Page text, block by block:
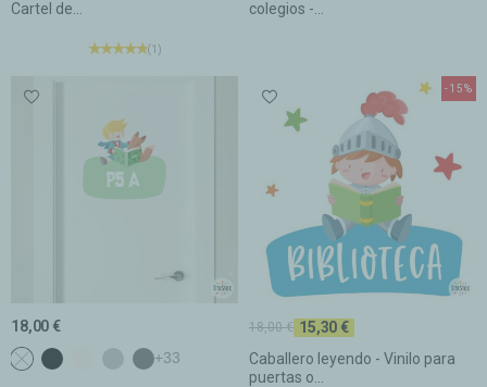
Cartel de...
(1)
colegios -...
18,00 €
NO seleccionado
c1 Negroc2 Blancoc3 Gris claro
c4 Gris oscuro
+33
Caballero leyendo - Vinilo para
puertas o...
18,00 € 15,30 €
-15%